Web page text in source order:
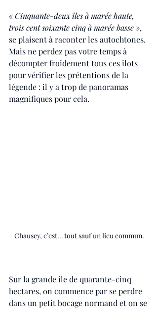
« Cinquante-deux îles à marée haute,
trois cent soixante cinq à marée basse »,
se plaisent à raconter les autochtones.
Mais ne perdez pas votre temps à
décompter froidement tous ces îlots
pour vérifier les prétentions de la
légende : il y a trop de panoramas
magnifiques pour cela.
Chausey, c’est… tout sauf un lieu commun.
Sur la grande île de quarante-cinq
hectares, on commence par se perdre
dans un petit bocage normand et on se